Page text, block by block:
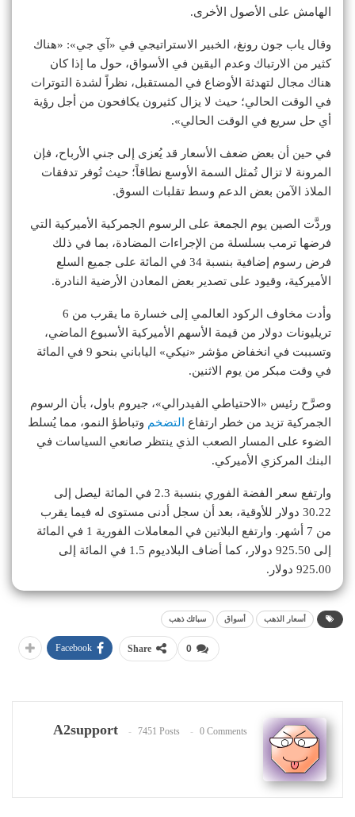
الهامش على الأصول الأخرى.
وقال ياب جون رونغ، الخبير الاستراتيجي في «آي جي»: «هناك
كثير من الارتباك وعدم اليقين في الأسواق، حول ما إذا كان
هناك مجال لتهدئة الأوضاع في المستقبل، نظراً لشدة التوترات
في الوقت الحالي؛ حيث لا يزال كثيرون يكافحون من أجل رؤية
أي حل سريع في الوقت الحالي».
في حين أن بعض ضعف الأسعار قد يُعزى إلى جني الأرباح، فإن
المرونة لا تزال تُمثل السمة الأوسع نطاقاً؛ حيث تُوفر تدفقات
الملاذ الآمن بعض الدعم وسط تقلبات السوق.
وردَّت الصين يوم الجمعة على الرسوم الجمركية الأميركية التي
فرضها ترمب بسلسلة من الإجراءات المضادة، بما في ذلك
فرض رسوم إضافية بنسبة 34 في المائة على جميع السلع
الأميركية، وقيود على تصدير بعض المعادن الأرضية النادرة.
وأدت مخاوف الركود العالمي إلى خسارة ما يقرب من 6
تريليونات دولار من قيمة الأسهم الأميركية الأسبوع الماضي،
وتسببت في انخفاض مؤشر «نيكي» الياباني بنحو 9 في المائة
في وقت مبكر من يوم الاثنين.
وصرَّح رئيس «الاحتياطي الفيدرالي»، جيروم باول، بأن الرسوم
الجمركية تزيد من خطر ارتفاع
التضخم وتباطؤ النمو، مما يُسلط
الضوء على المسار الصعب الذي ينتظر صانعي السياسات في
البنك المركزي الأميركي.
وارتفع سعر الفضة الفوري بنسبة 2.3 في المائة ليصل إلى
30.22 دولار للأوقية، بعد أن سجل أدنى مستوى له فيما يقرب
من 7 أشهر. وارتفع البلاتين في المعاملات الفورية 1 في المائة
إلى 925.50 دولار، كما أضاف البلاديوم 1.5 في المائة إلى
925.00 دولار.
أسعار الذهب أسواق سبائك ذهب
0
Share
Facebook
A2support 7451 Posts 0 Comments